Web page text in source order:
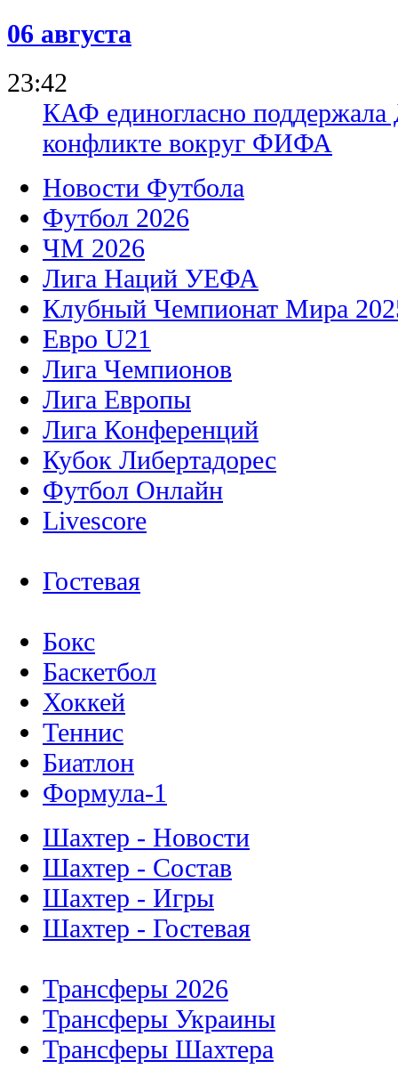
06 августа
23:42
КАФ единогласно
конфликте вокруг ФИФА
Новости Футбола
Футбол 2026
ЧМ 2026
Лига Наций УЕФА
Клубный Чемпионат Мира
Евро U21
Лига Чемпионов
Лига Европы
Лига Конференций
Кубок Либертадорес
Футбол Онлайн
Livescore
Гостевая
Бокс
Баскетбол
Хоккей
Теннис
Биатлон
Формула-1
Шахтер - Новости
Шахтер - Состав
Шахтер - Игры
Шахтер - Гостевая
Трансферы 2026
Трансферы Украины
Трансферы Шахтера